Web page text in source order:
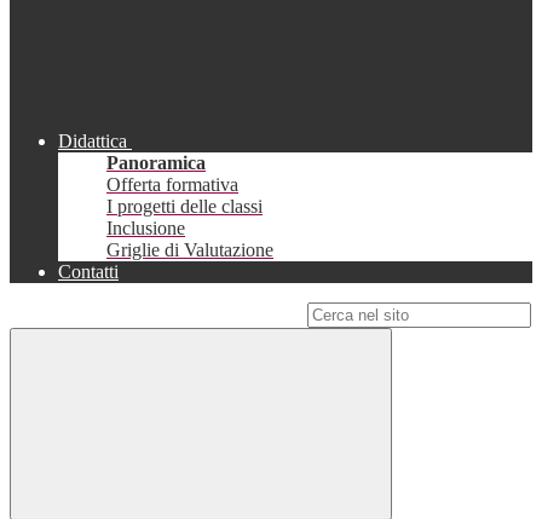
Didattica
Panoramica
Offerta formativa
I progetti delle classi
Inclusione
Griglie di Valutazione
Contatti